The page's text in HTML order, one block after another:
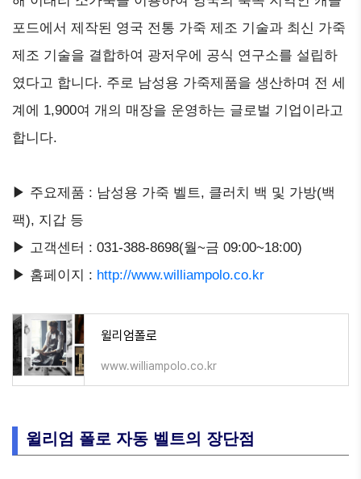
포드에서 제작된 영국 전통 가죽 제조 기술과 최신 가죽
제조 기술을 결합하여 광저우에 공식 연구소를 설립하
였다고 합니다. 주로 남성용 가죽제품을 생산하며 전 세
계에 1,900여 개의 매장을 운영하는 글로벌 기업이라고
합니다.
▶ 주요제품 : 남성용 가죽 벨트, 클러치 백 및 가방(백
팩), 지갑 등
▶ 고객센터 : 031-388-8698(월~금 09:00~18:00)
▶ 홈페이지 : http://www.williampolo.co.kr
윌리엄폴로
www.williampolo.co.kr
윌리엄 폴로 자동 벨트의 장단점